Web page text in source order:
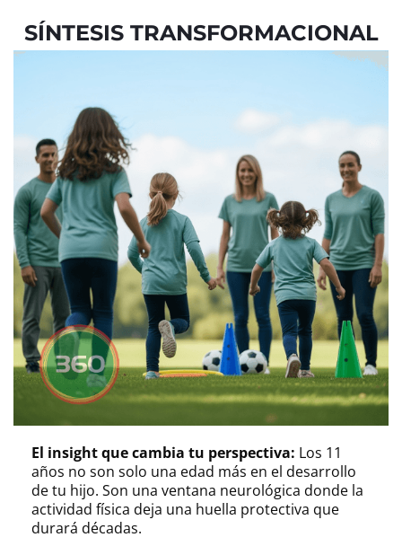
SÍNTESIS TRANSFORMACIONAL
El insight que cambia tu perspectiva: Los 11
años no son solo una edad más en el desarrollo
de tu hijo. Son una ventana neurológica donde la
actividad física deja una huella protectiva que
durará décadas.